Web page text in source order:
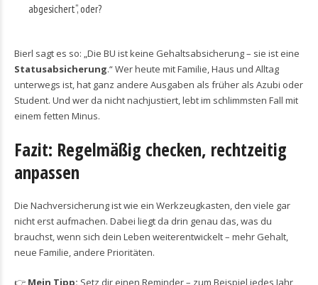
abgesichert“, oder?
Bierl sagt es so: „Die BU ist keine Gehaltsabsicherung – sie ist eine
Statusabsicherung.“ Wer heute mit Familie, Haus und Alltag
unterwegs ist, hat ganz andere Ausgaben als früher als Azubi oder
Student. Und wer da nicht nachjustiert, lebt im schlimmsten Fall mit
einem fetten Minus.
Fazit: Regelmäßig checken, rechtzeitig
anpassen
Die Nachversicherung ist wie ein Werkzeugkasten, den viele gar
nicht erst aufmachen. Dabei liegt da drin genau das, was du
brauchst, wenn sich dein Leben weiterentwickelt – mehr Gehalt,
neue Familie, andere Prioritäten.
👉 Mein Tipp: Setz dir einen Reminder – zum Beispiel jedes Jahr